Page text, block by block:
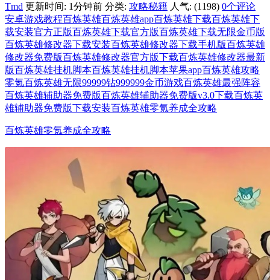
Tmd 更新时间: 1分钟前 分类: 攻略秘籍 人气: (1198) 0个评论
安卓游戏教程百炼英雄百炼英雄app百炼英雄下载百炼英雄下
载安装官方正版百炼英雄下载官方版百炼英雄下载无限金币版
百炼英雄修改器下载安装百炼英雄修改器下载手机版百炼英雄
修改器免费版百炼英雄修改器官方版下载百炼英雄修改器最新
版百炼英雄挂机脚本百炼英雄挂机脚本苹果app百炼英雄攻略
零氪百炼英雄无限99999钻999999金币游戏百炼英雄最强阵容
百炼英雄辅助器免费版百炼英雄辅助器免费版v3.0下载百炼英
雄辅助器免费版下载安装百炼英雄零氪养成全攻略
百炼英雄零氪养成全攻略